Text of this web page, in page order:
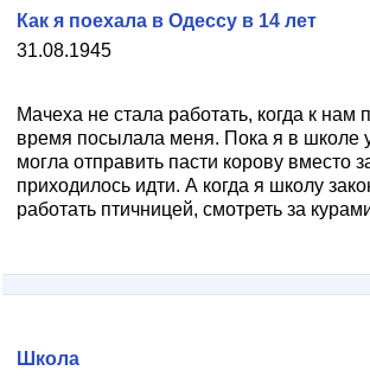
31.08.1945
Как я поехала в Одессу в 14 лет
Мачеха не стала работать, когда к нам
время посылала меня. Пока я в школе
могла отправить пасти корову вместо
приходилось идти. А когда я школу
работать птичницей, смотреть за
Школа